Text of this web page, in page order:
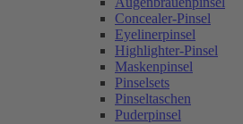
Concealer-Pinsel
Eyelinerpinsel
Highlighter-Pinsel
Maskenpinsel
Pinselsets
Pinseltaschen
Puderpinsel